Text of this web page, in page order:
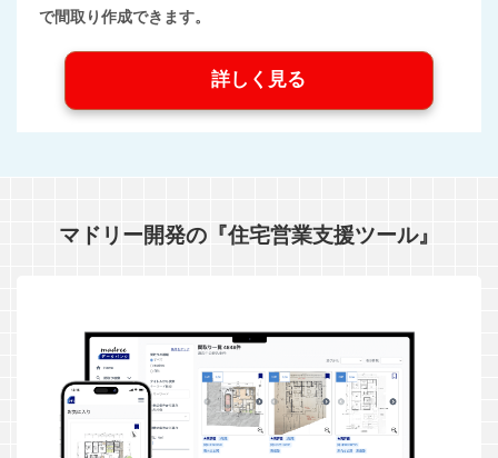
で間取り作成できます。
詳しく見る
マドリー開発の『住宅営業支援ツール』